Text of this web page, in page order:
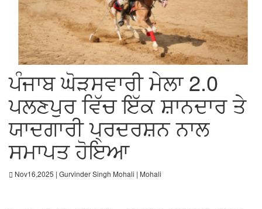
ਪੰਜਾਬ ਘੋੜਸਵਾਰੀ ਮੇਲਾ 2.0
ਪਲਣਪੁਰ ਵਿੱਚ ਇੱਕ ਸ਼ਾਨਦਾਰ ਤੇ
ਯਾਦਗਾਰੀ ਪ੍ਰਦਰਸ਼ਨ ਨਾਲ
ਸਮਾਪਤ ਹੋਇਆ
Nov16,2025 | Gurvinder Singh Mohali | Mohali